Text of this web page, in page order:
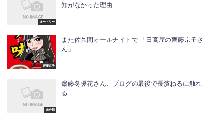
オードリー
知がなかった理由...
齊藤京子
また佐久間オールナイトで 「日高屋の齊藤京子さ
ん」
未分類
齋藤冬優花さん、ブログの最後で長濱ねるに触れ
る…